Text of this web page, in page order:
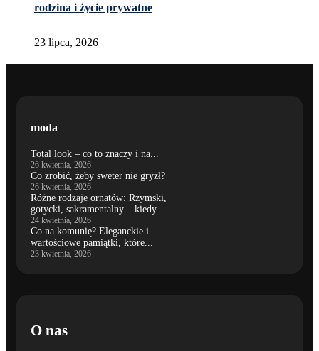
rodzina i życie prywatne
23 lipca, 2026
moda
Total look – co to znaczy i na...
26 kwietnia, 2026
Co zrobić, żeby sweter nie gryzł?
26 kwietnia, 2026
Różne rodzaje ornatów: Rzymski,
gotycki, sakramentalny – kiedy...
24 kwietnia, 2026
Co na komunię? Eleganckie i
wartościowe pamiątki, które...
23 kwietnia, 2026
O nas